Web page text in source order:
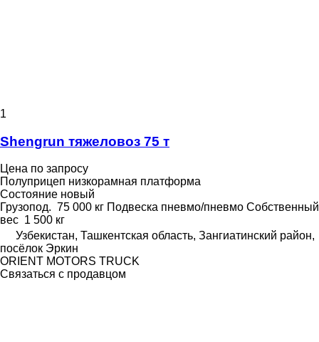
1
Shengrun тяжеловоз 75 т
Цена по запросу
Полуприцеп низкорамная платформа
Состояние новый
Грузопод. 75 000 кг Подвеска пневмо/пневмо Собственный
вес 1 500 кг
Узбекистан, Ташкентская область, Зангиатинский район,
посёлок Эркин
ORIENT MOTORS TRUCK
Связаться с продавцом